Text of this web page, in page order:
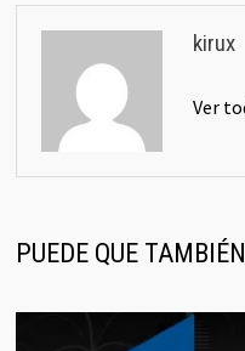
kirux
Ver
PUEDE QUE